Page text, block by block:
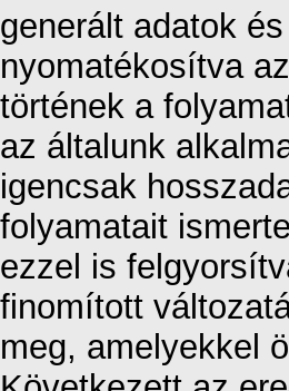
generált adatok
nyomatékosítva
történek a
az általunk
igencsak
folyamatait
ezzel is
finomított
meg, amelyekkel